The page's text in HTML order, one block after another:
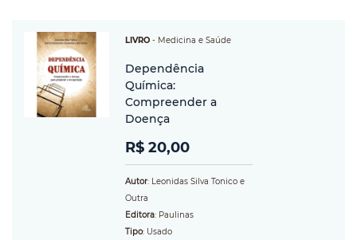
LIVRO - Medicina e Saúde
Dependência
Química:
Compreender a
Doença
R$ 20,00
Autor: Leonidas Silva Tonico e
Outra
Editora: Paulinas
Tipo: Usado